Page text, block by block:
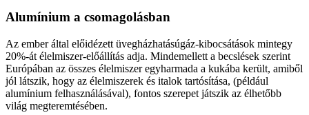
Alumínium a csomagolásban
Az ember által előidézett üvegházhatásúgáz-kibocsátások mintegy
20%-át élelmiszer-előállítás adja. Mindemellett a becslések szerint
Európában az összes élelmiszer egyharmada a kukába került, amiből
jól látszik, hogy az élelmiszerek és italok tartósítása, (például
alumínium felhasználásával), fontos szerepet játszik az élhetőbb
világ megteremtésében.